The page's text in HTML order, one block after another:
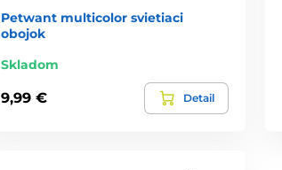
Petwant multicolor svietiaci
obojok
Skladom
9,99 € Detail